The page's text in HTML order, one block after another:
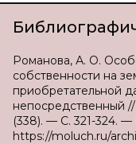
Романова, А. О.
собственности на
приобретательной
(338). — С. 321-324. —
https://moluch.ru/